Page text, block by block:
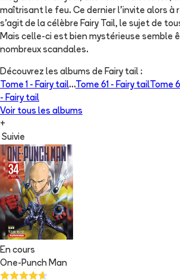
maîtrisant le feu. Ce dernier l'invite alors à
s'agit de la célèbre Fairy Tail, le sujet de
Mais celle-ci est bien mystérieuse semble
nombreux scandales.
Découvrez les albums de Fairy tail :
Tome 1 - Fairy tail...Tome 61 - Fairy tail Tome
- Fairy tail
Voir tous les albums
+
Suivie
En cours
One-Punch Man